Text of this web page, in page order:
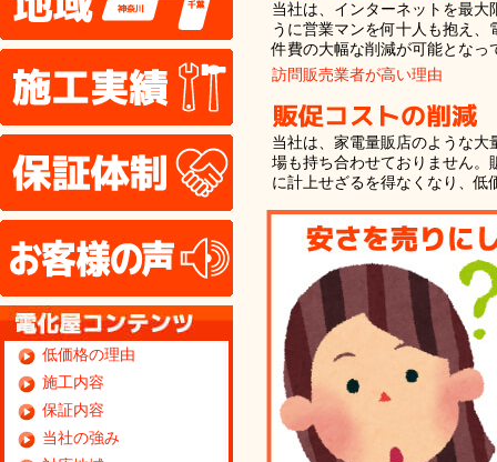
当社は、インターネットを最
うに営業マンを何十人も抱え
件費の大幅な削減が可能となっ
訪問販売業者が高い理由
当社は、家電量販店のような
場も持ち合わせておりません。
に計上せざるを得なくなり、
施工実績
保証体制
お客様の声
低価格の理由
施工内容
保証内容
当社の強み